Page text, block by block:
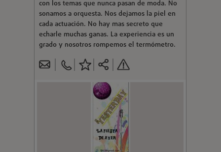
con los temas que nunca pasan de moda. No
sonamos a orquesta. Nos dejamos la piel en
cada actuación. No hay mas secreto que
echarle muchas ganas. La experiencia es un
grado y nosotros rompemos el termómetro.